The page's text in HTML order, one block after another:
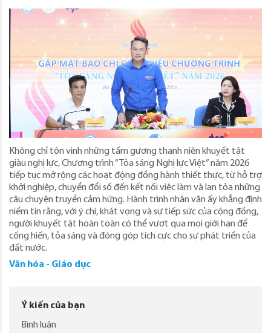
Không chỉ tôn vinh những tấm gương thanh niên khuyết tật
giàu nghị lực, Chương trình “Tỏa sáng Nghị lực Việt” năm 2026
tiếp tục mở rộng các hoạt động đồng hành thiết thực, từ hỗ trợ
khởi nghiệp, chuyển đổi số đến kết nối việc làm và lan tỏa những
câu chuyện truyền cảm hứng. Hành trình nhân văn ấy khẳng định
niềm tin rằng, với ý chí, khát vọng và sự tiếp sức của cộng đồng,
người khuyết tật hoàn toàn có thể vượt qua mọi giới hạn để
cống hiến, tỏa sáng và đóng góp tích cực cho sự phát triển của
đất nước.
Văn hóa - Giáo dục
Ý kiến của bạn
Bình luận